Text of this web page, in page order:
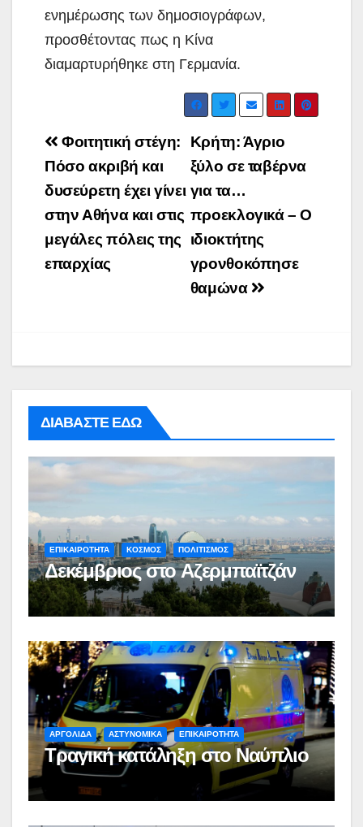
ενημέρωσης των δημοσιογράφων,
προσθέτοντας πως η Κίνα
διαμαρτυρήθηκε στη Γερμανία.
Post
navigation
Κρήτη: Άγριο
ξύλο σε ταβέρνα
για τα…
προεκλογικά – Ο
ιδιοκτήτης
γρονθοκόπησε
θαμώνα
Φοιτητική στέγη:
Πόσο ακριβή και
δυσεύρετη έχει γίνει
στην Αθήνα και στις
μεγάλες πόλεις της
επαρχίας
ΔΙΑΒΑΣΤΕ ΕΔΩ
ΕΠΙΚΑΙΡΟΤΗΤΑ ΚΟΣΜΟΣ ΠΟΛΙΤΙΣΜΟΣ
Δεκέμβριος στο Αζερμπαϊτζάν
ΑΡΓΟΛΙΔΑ ΑΣΤΥΝΟΜΙΚΑ ΕΠΙΚΑΙΡΟΤΗΤΑ
Τραγική κατάληξη στο Ναύπλιο